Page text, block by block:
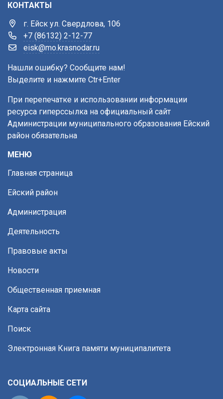
КОНТАКТЫ
г. Ейск ул. Свердлова, 106
+7 (86132) 2-12-77
eisk@mo.krasnodar.ru
Нашли ошибку? Сообщите нам!
Выделите и нажмите Ctr+Enter
При перепечатке и использовании информации
ресурса гиперссылка на официальный сайт
Администрации муниципального образования Ейский
район обязательна
МЕНЮ
Главная страница
Ейский район
Администрация
Деятельность
Правовые акты
Новости
Общественная приемная
Карта сайта
Поиск
Электронная Книга памяти муниципалитета
СОЦИАЛЬНЫЕ СЕТИ